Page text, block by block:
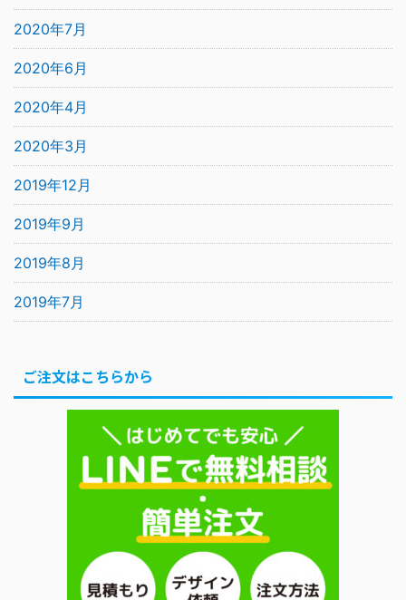
2020年7月
2020年6月
2020年4月
2020年3月
2019年12月
2019年9月
2019年8月
2019年7月
ご注文はこちらから